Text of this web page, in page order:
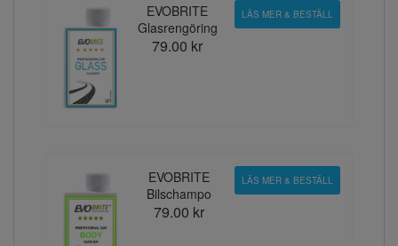
EVOBRITE
Glasrengöring
79.00 kr
LÄS MER & BESTÄLL
EVOBRITE
Bilschampo
79.00 kr
LÄS MER & BESTÄLL